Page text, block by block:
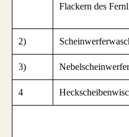
Flackern des
2)
3) Nebelscheinwerfer
4